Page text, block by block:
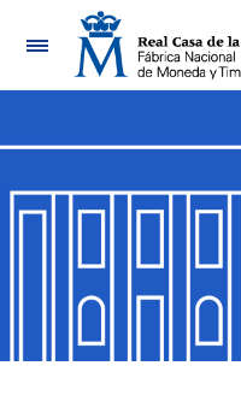
Nabigazioa
Erakutsi/Ezkutatu
Erakutsi/Ezkutatu
Erakutsi/Ezkutatu